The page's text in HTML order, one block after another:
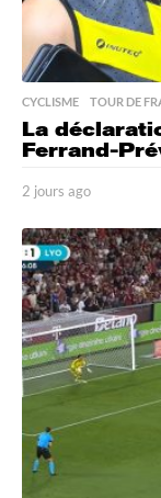
CYCLISME ,TOUR DE
La
Ferrand-
2 jours ago
o
u
r
s
a
g
o